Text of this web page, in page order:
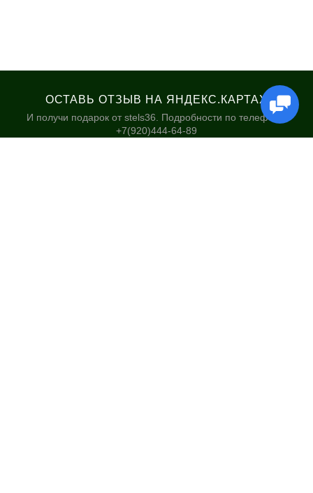
ОСТАВЬ ОТЗЫВ НА ЯНДЕКС.КАРТАХ
И получи подарок от stels36. Подробности по телефону:
+7(920)444-64-89